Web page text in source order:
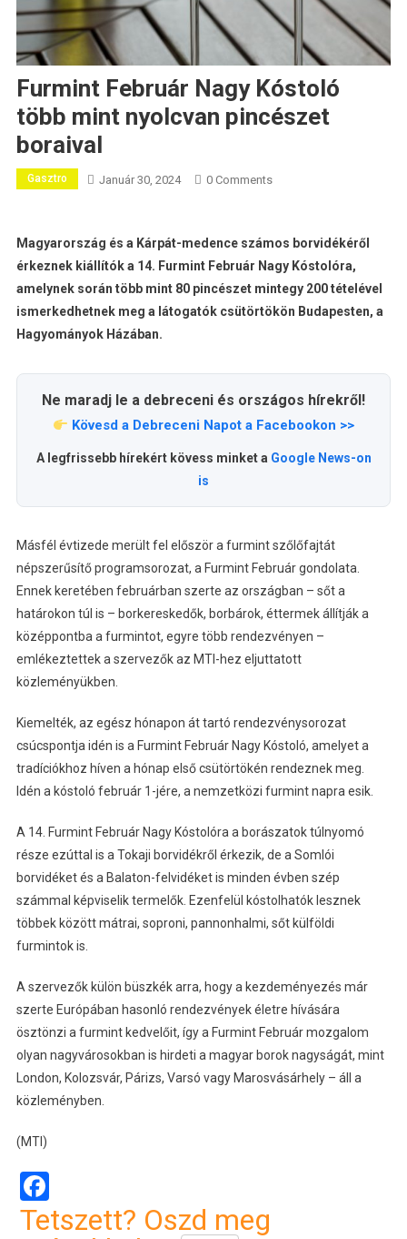
Furmint Február Nagy Kóstoló
több mint nyolcvan pincészet
boraival
Gasztro Január 30, 2024 0 Comments
Magyarország és a Kárpát-medence számos borvidékéről
érkeznek kiállítók a 14. Furmint Február Nagy Kóstolóra,
amelynek során több mint 80 pincészet mintegy 200 tételével
ismerkedhetnek meg a látogatók csütörtökön Budapesten, a
Hagyományok Házában.
Ne maradj le a debreceni és országos hírekről!
Kövesd a Debreceni Napot a Facebookon >>
A legfrissebb hírekért kövess minket a Google News-on
is
Másfél évtizede merült fel először a furmint szőlőfajtát
népszerűsítő programsorozat, a Furmint Február gondolata.
Ennek keretében februárban szerte az országban – sőt a
határokon túl is – borkereskedők, borbárok, éttermek állítják a
középpontba a furmintot, egyre több rendezvényen –
emlékeztettek a szervezők az MTI-hez eljuttatott
közleményükben.
Kiemelték, az egész hónapon át tartó rendezvénysorozat
csúcspontja idén is a Furmint Február Nagy Kóstoló, amelyet a
tradíciókhoz híven a hónap első csütörtökén rendeznek meg.
Idén a kóstoló február 1-jére, a nemzetközi furmint napra esik.
A 14. Furmint Február Nagy Kóstolóra a borászatok túlnyomó
része ezúttal is a Tokaji borvidékről érkezik, de a Somlói
borvidéket és a Balaton-felvidéket is minden évben szép
számmal képviselik termelők. Ezenfelül kóstolhatók lesznek
többek között mátrai, soproni, pannonhalmi, sőt külföldi
furmintok is.
A szervezők külön büszkék arra, hogy a kezdeményezés már
szerte Európában hasonló rendezvények életre hívására
ösztönzi a furmint kedvelőit, így a Furmint Február mozgalom
olyan nagyvárosokban is hirdeti a magyar borok nagyságát, mint
London, Kolozsvár, Párizs, Varsó vagy Marosvásárhely – áll a
közleményben.
(MTI)
Facebook
Tetszett? Oszd meg